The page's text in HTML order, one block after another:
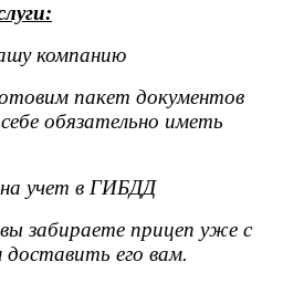
компанию
пакет документов
обязательно иметь
учет в ГИБДД
забираете прицеп уже с
его вам.